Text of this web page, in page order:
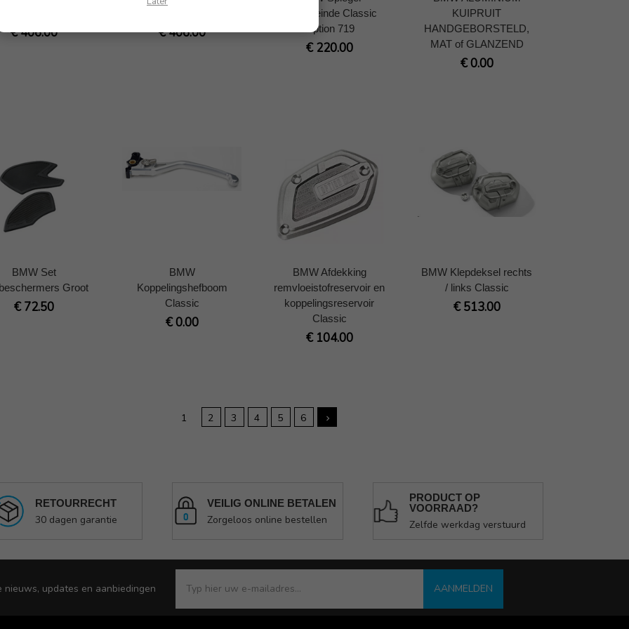
Espresso Zwart
€ 406.00 € 406.00
stuuruiteinde Classic
Option 719
€ 220.00
KUIPRUIT
HANDGEBORSTELD,
MAT of GLANZEND
€ 0.00
BMW Set
Groot
€ 72.50
BMW
Koppelingshefboom
Classic
€ 0.00
BMW Afdekking
remvloeistofreservoir en
koppelingsreservoir
Classic
€ 104.00
BMW Klepdeksel rechts
/ links Classic
€ 513.00
1 2 3 4 5 6
RETOURRECHT
30 dagen garantie
VEILIG ONLINE BETALEN
Zorgeloos online bestellen
PRODUCT OP
VOORRAAD?
Zelfde werkdag verstuurd
updates en aanbiedingen AANMELDEN